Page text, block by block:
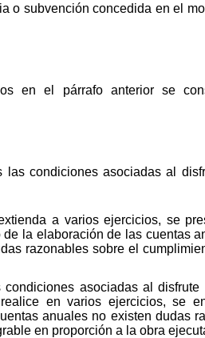
o subvención concedida en el
en el párrafo anterior se
las condiciones asociadas al
a varios ejercicios, se
la elaboración de las cuentas
razonables sobre el
asociadas al disfrute
en varios ejercicios, se
anuales no existen dudas
en proporción a la obra